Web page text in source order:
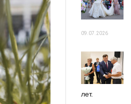
09.07.2026
лет.